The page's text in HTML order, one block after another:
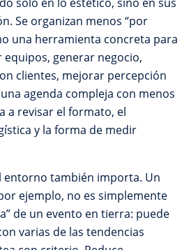
Se organizan menos “por
una herramienta concreta para
equipos, generar negocio,
clientes, mejorar percepción
agenda compleja con menos
a revisar el formato, el
y la forma de medir
entorno también importa. Un
ejemplo, no es simplemente
de un evento en tierra: puede
varias de las tendencias